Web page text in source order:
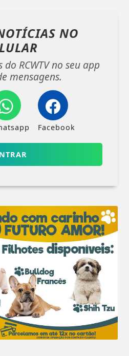
NO
RCWTV no seu app
mensagens.
Facebook